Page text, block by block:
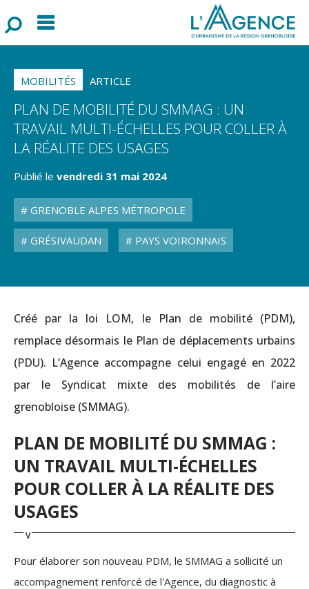
Menu
MOBILITÉS ARTICLE
PLAN DE MOBILITÉ DU SMMAG : UN
TRAVAIL MULTI-ÉCHELLES POUR COLLER À
LA RÉALITE DES USAGES
Publié le vendredi 31 mai 2024
GRENOBLE ALPES MÉTROPOLE
GRÉSIVAUDAN PAYS VOIRONNAIS
Créé par la loi LOM, le Plan de mobilité (PDM),
remplace désormais le Plan de déplacements urbains
(PDU). L’Agence accompagne celui engagé en 2022
par le Syndicat mixte des mobilités de l’aire
grenobloise (SMMAG).
PLAN DE MOBILITÉ DU SMMAG :
UN TRAVAIL MULTI-ÉCHELLES
POUR COLLER À LA RÉALITE DES
USAGES
Pour élaborer son nouveau PDM, le SMMAG a sollicité un
accompagnement renforcé de l'Agence, du diagnostic à